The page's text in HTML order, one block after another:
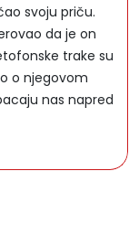
svoju priču.
da je on
trake su
o njegovom
nas napred